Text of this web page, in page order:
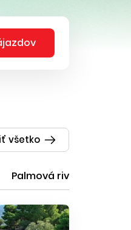
všetko
Palmová riviéra